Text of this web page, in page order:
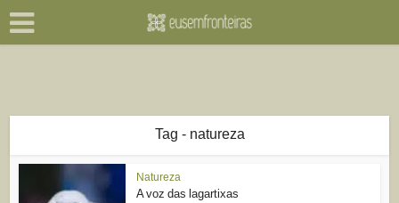
Tag - natureza
Natureza
A voz das lagartixas